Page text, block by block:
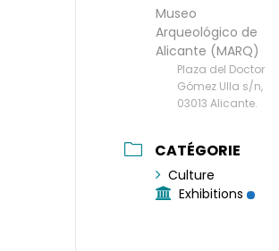
Museo
Arqueológico de
Alicante (MARQ)
Plaza del Doctor
Gómez Ulla s/n,
03013 Alicante.
CATÉGORIE
Culture
Exhibitions